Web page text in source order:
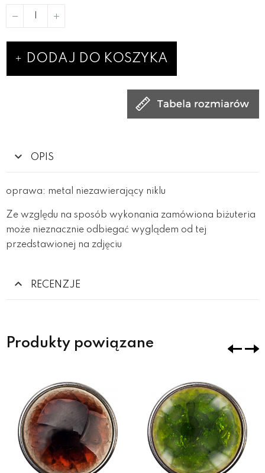
DODAJ DO KOSZYKA
OPIS
oprawa: metal niezawierający niklu
Ze względu na sposób wykonania zamówiona biżuteria
może nieznacznie odbiegać wyglądem od tej
przedstawionej na zdjęciu
RECENZJE
Produkty powiązane